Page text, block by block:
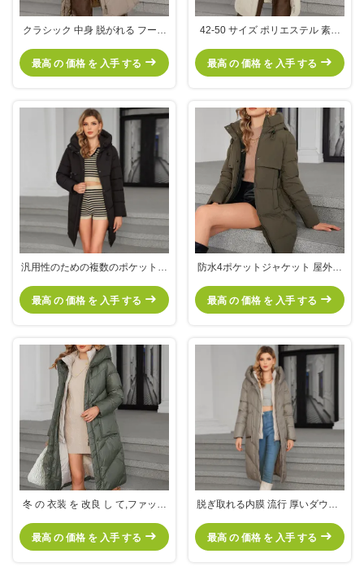
クラシック 中身 脱がれる フード
さのために素敵な色
最高 の 価格 を 入手 する
42-50 サイズ ポリエステル 素材
ャケット
最高 の 価格 を 入手 する
汎用性のための複数のポケットを
ャケット,女性用屋外コート,中身,
防水,フック付き,暗い色
最高 の 価格 を 入手 する
防水4ポケットジャケット 屋外環
最高 の 価格 を 入手 する
冬 の 衣装 を 改良 し て,ファッシ
ポリエステル の 詰め物 を 装着 す
る
最高 の 価格 を 入手 する
脱ぎ取れる内膜 流行 厚いダウン /
寒い冬のために,フック付き,最も
暖かいコート
最高 の 価格 を 入手 する